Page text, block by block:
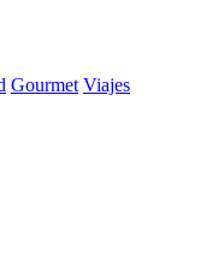
Gourmet Viajes